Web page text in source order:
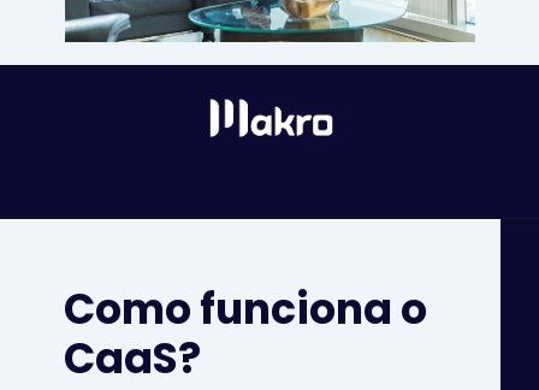
Como funciona o
CaaS?